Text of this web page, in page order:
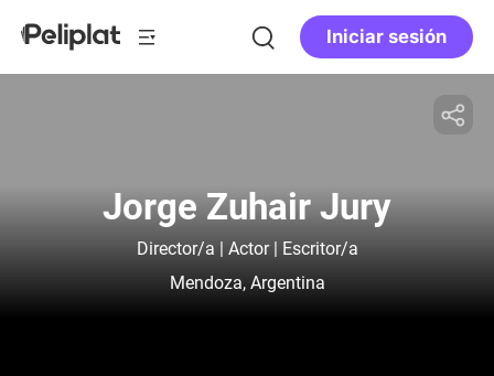
Iniciar sesión
Jorge Zuhair Jury
Director/a | Actor | Escritor/a
Mendoza, Argentina